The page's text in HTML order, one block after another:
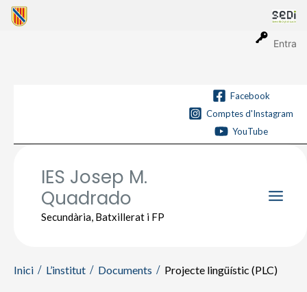
Entra
Vés
Facebook
Comptes d'Instagram
YouTube
IES Josep M.
Quadrado
Secundària, Batxillerat i FP
Inici L’institut Documents Projecte lingüístic (PLC)